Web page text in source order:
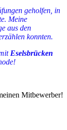
geholfen, in
Meine
aus den
konnten.
Eselsbrücken
Mitbewerber!